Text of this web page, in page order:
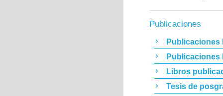
Publicaciones
Publicaciones
Publicaciones
Libros
Tesis de